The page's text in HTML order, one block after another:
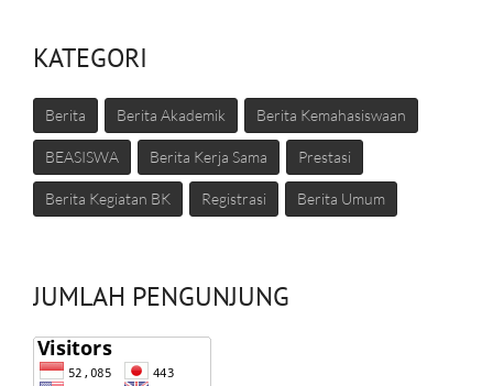
KATEGORI
Berita Berita Akademik Berita Kemahasiswaan
BEASISWA Berita Kerja Sama Prestasi
Berita Kegiatan BK Registrasi Berita Umum
JUMLAH PENGUNJUNG